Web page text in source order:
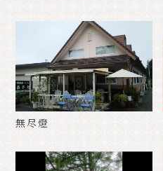
無尽燈